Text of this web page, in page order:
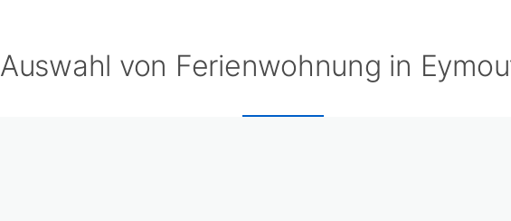
Auswahl von Ferienwohnung in